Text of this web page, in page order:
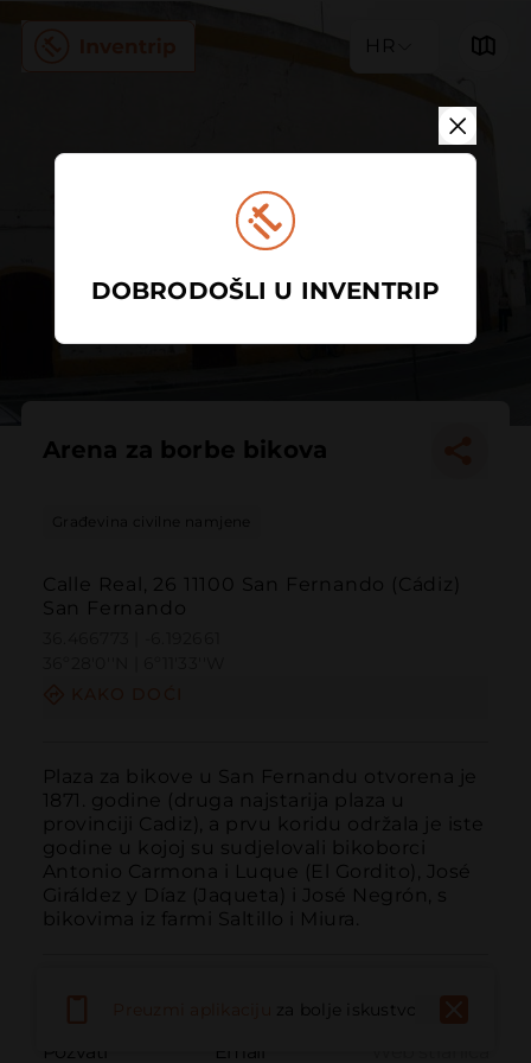
HR
Arena za borbe bikova
Građevina civilne namjene
Calle Real, 26 11100 San Fernando (Cádiz)
San Fernando
Plaza za bikove u San Fernandu otvorena je
1871. godine (druga najstarija plaza u
provinciji Cadiz), a prvu koridu održala je iste
godine u kojoj su sudjelovali bikoborci
Antonio Carmona i Luque (El Gordito), José
Giráldez y Díaz (Jaqueta) i José Negrón, s
bikovima iz farmi Saltillo i Miura.
Pozvati Email
za bolje iskustvo
DOBRODOŠLI U INVENTRIP